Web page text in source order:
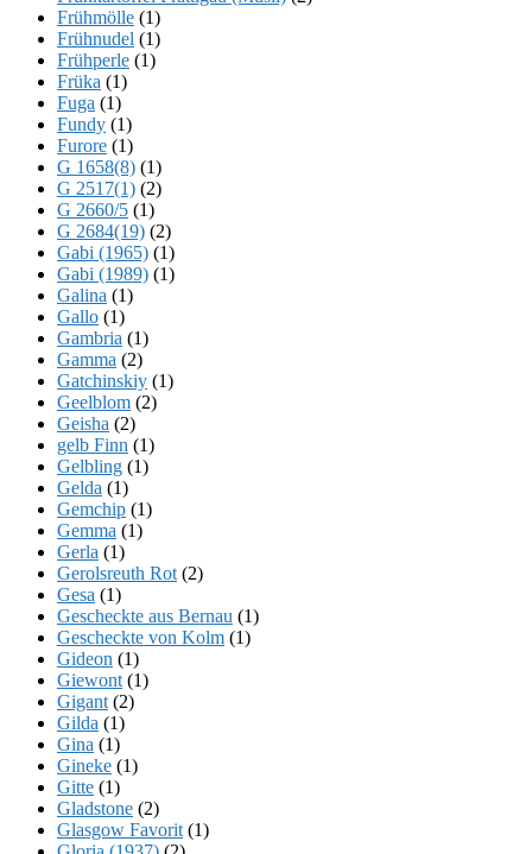
Frühmölle (1)
Frühnudel (1)
Frühperle (1)
Früka (1)
Fuga (1)
Fundy (1)
Furore (1)
G 1658(8) (1)
G 2517(1) (2)
G 2660/5 (1)
G 2684(19) (2)
Gabi (1965) (1)
Gabi (1989) (1)
Galina (1)
Gallo (1)
Gambria (1)
Gamma (2)
Gatchinskiy (1)
Geelblom (2)
Geisha (2)
gelb Finn (1)
Gelbling (1)
Gelda (1)
Gemchip (1)
Gemma (1)
Gerla (1)
Gerolsreuth Rot (2)
Gesa (1)
Gescheckte aus Bernau (1)
Gescheckte von Kolm (1)
Gideon (1)
Giewont (1)
Gigant (2)
Gilda (1)
Gina (1)
Gineke (1)
Gitte (1)
Gladstone (2)
Glasgow Favorit (1)